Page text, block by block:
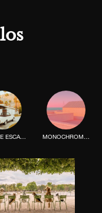
REMOTE ESCAPE MONOCHROME MOOD